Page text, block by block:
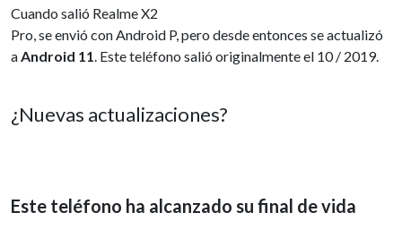
Cuando salió Realme X2
Pro, se envió con Android P, pero desde entonces se actualizó
aAndroid 11. Este teléfono salió originalmente el 10 / 2019.
¿Nuevas actualizaciones?
Este teléfono ha alcanzado su final de vida